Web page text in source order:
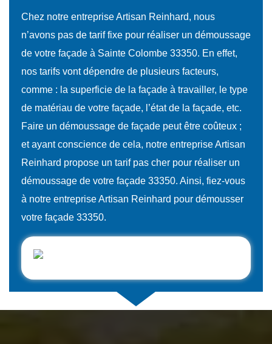
Chez notre entreprise Artisan Reinhard, nous
n’avons pas de tarif fixe pour réaliser un démoussage
de votre façade à Sainte Colombe 33350. En effet,
nos tarifs vont dépendre de plusieurs facteurs,
comme : la superficie de la façade à travailler, le type
de matériau de votre façade, l’état de la façade, etc.
Faire un démoussage de façade peut être coûteux ;
et ayant conscience de cela, notre entreprise Artisan
Reinhard propose un tarif pas cher pour réaliser un
démoussage de votre façade 33350. Ainsi, fiez-vous
à notre entreprise Artisan Reinhard pour démousser
votre façade 33350.